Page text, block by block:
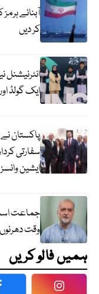
کر دیں
ایک گولڈ
پاکستان نے
سفارتی
ایشین وائسز
وقت
ہمیں فالو کریں